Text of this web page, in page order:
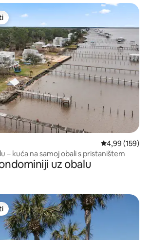
s oznakom „Odabrali gosti”
Prosječna
4,99 (159)
– kuća na samoj obali s pristaništem
uz obalu
s oznakom „Odabrali gosti”